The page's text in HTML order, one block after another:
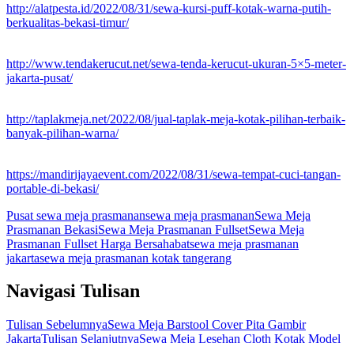
http://alatpesta.id/2022/08/31/sewa-kursi-puff-kotak-warna-putih-
berkualitas-bekasi-timur/
http://www.tendakerucut.net/sewa-tenda-kerucut-ukuran-5×5-meter-
jakarta-pusat/
http://taplakmeja.net/2022/08/jual-taplak-meja-kotak-pilihan-terbaik-
banyak-pilihan-warna/
https://mandirijayaevent.com/2022/08/31/sewa-tempat-cuci-tangan-
portable-di-bekasi/
Pusat sewa meja prasmanansewa meja prasmananSewa Meja
Prasmanan BekasiSewa Meja Prasmanan FullsetSewa Meja
Prasmanan Fullset Harga Bersahabatsewa meja prasmanan
jakartasewa meja prasmanan kotak tangerang
Navigasi Tulisan
Tulisan SebelumnyaSewa Meja Barstool Cover Pita Gambir
JakartaTulisan SelanjutnyaSewa Meja Lesehan Cloth Kotak Model